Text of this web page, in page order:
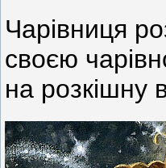
Чарівниця
своєю
на розкішну